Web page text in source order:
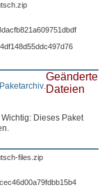
Paketarchiv.
Geänderte
Dateien
Dieses Paket
files.zip